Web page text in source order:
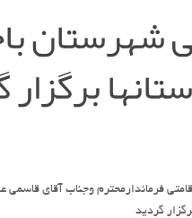
فرماندارمحترم وجناب آقای
گردید